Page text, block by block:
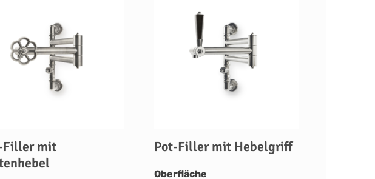
Filler mit
Pot-Filler mit Hebelgriff
Oberflächeauswählen